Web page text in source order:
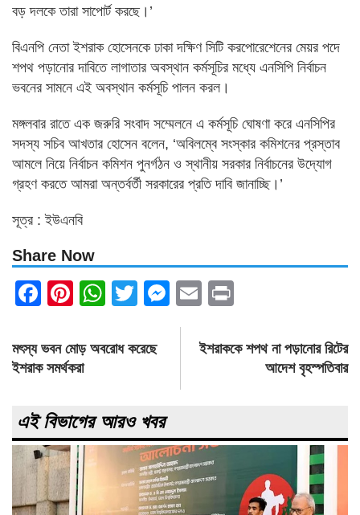
বড় দলকে তারা সাপোর্ট করছে।’
বিএনপি নেতা ইশরাক হোসেনকে ঢাকা দক্ষিণ সিটি করপোরেশেনের মেয়র পদে
শপথ পড়ানোর দাবিতে লাগাতার অবস্থান কর্মসূচির মধ্যে এনসিপি নির্বাচন
ভবনের সামনে এই অবস্থান কর্মসূচি পালন করল।
মঙ্গলবার রাতে এক জরুরি সংবাদ সম্মেলনে এ কর্মসূচি ঘোষণা করে এনসিপির
সদস্য সচিব আখতার হোসেন বলেন, ‘অবিলম্বে সংস্কার কমিশনের প্রস্তাব
আমলে নিয়ে নির্বাচন কমিশন পুনর্গঠন ও স্থানীয় সরকার নির্বাচনের উদ্যোগ
গ্রহণ করতে আমরা অন্তর্বর্তী সরকারের প্রতি দাবি জানাচ্ছি।’
সূত্র : ইউএনবি
Share Now
Facebook
Pinterest
WhatsApp
TwitterMessenger
Email
navigation
মৎস্য ভবন মোড় অবরোধ করেছে
ইশরাক সমর্থকরা
ইশরাককে শপথ না পড়ানোর রিটের
আদেশ বৃহস্পতিবার
এই বিভাগের আরও খবর